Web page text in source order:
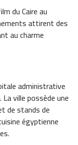
du Caire au
attirent des
au charme
administrative
ville possède une
de stands de
égyptienne